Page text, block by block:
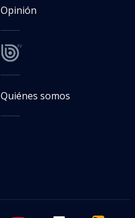
Opinión
Quiénes somos